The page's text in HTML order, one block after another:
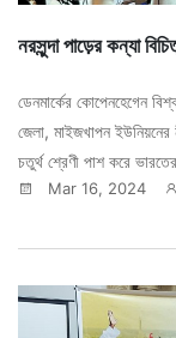
নরসুন্দা পাড়ের কন্যা
ডেনমার্কের কোপেনহেগেন
জেলা, মাইজখাপন
চতুর্থ শ্রেণী পাশ করে
Mar 16, 2024